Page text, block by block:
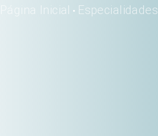
Página Inicial • Especialidades